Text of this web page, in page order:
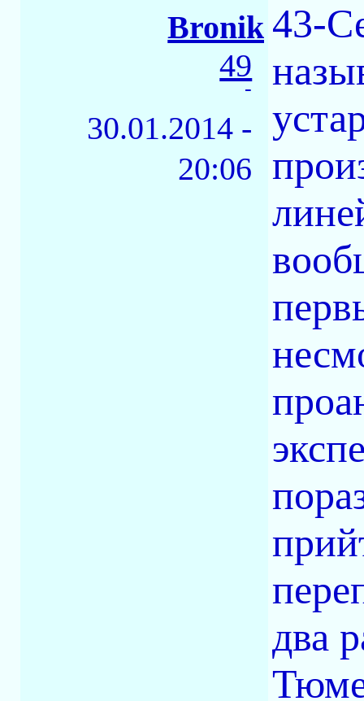
Bronik
49
-
30.01.2014 -
20:06
43-
два